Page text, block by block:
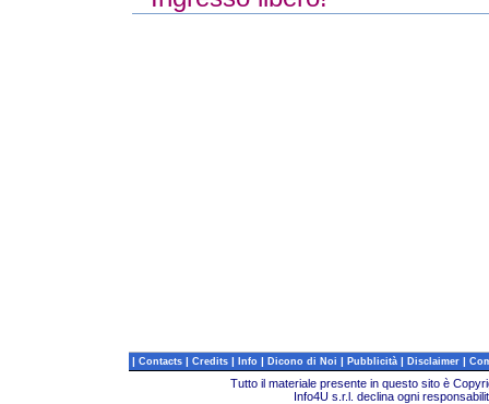
| Contacts | Credits | Info | Dicono di Noi | Pubblicità | Disclaimer |
Tutto il materiale presente in questo sito è
Info4U s.r.l. declina ogni